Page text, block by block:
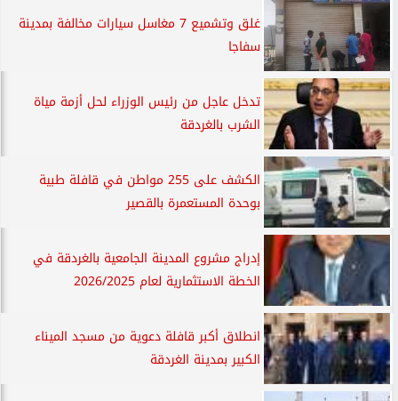
غلق وتشميع 7 مغاسل سيارات مخالفة بمدينة
سفاجا
تدخل عاجل من رئيس الوزراء لحل أزمة مياة
الشرب بالغردقة
الكشف على 255 مواطن في قافلة طبية
بوحدة المستعمرة بالقصير
إدراج مشروع المدينة الجامعية بالغردقة في
الخطة الاستثمارية لعام 2026/2025
انطلاق أكبر قافلة دعوية من مسجد الميناء
الكبير بمدينة الغردقة